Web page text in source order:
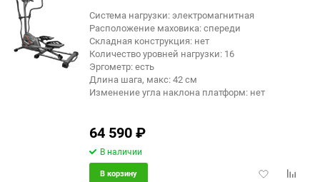
еще 3 фото
Система нагрузки: электромагнитная
Расположение маховика: спереди
Складная конструкция: нет
Количество уровней нагрузки: 16
Эргометр: есть
Длина шага, макс: 42 см
Изменение угла наклона платформ: нет
64 590₽
В наличии
Добавить
В корзину